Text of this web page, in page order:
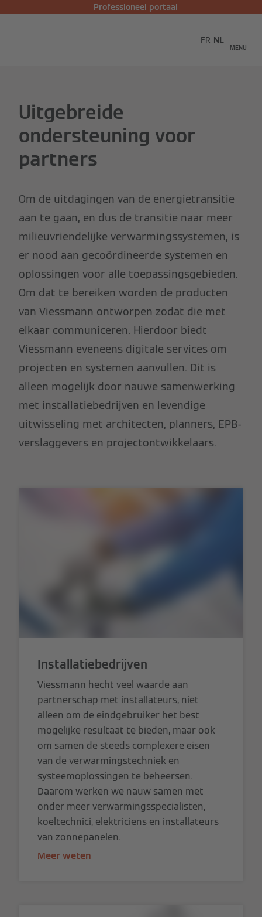
Professioneel portaal
MENU
FR NL
Uitgebreide
ondersteuning voor
partners
Om de uitdagingen van de energietransitie
aan te gaan, en dus de transitie naar meer
milieuvriendelijke verwarmingssystemen, is
er nood aan gecoördineerde systemen en
oplossingen voor alle toepassingsgebieden.
Om dat te bereiken worden de producten
van Viessmann ontworpen zodat die met
elkaar communiceren. Hierdoor biedt
Viessmann eveneens digitale services om
projecten en systemen aanvullen. Dit is
alleen mogelijk door nauwe samenwerking
met installatiebedrijven en levendige
uitwisseling met architecten, planners, EPB-
verslaggevers en projectontwikkelaars.
Installatiebedrijven
Viessmann hecht veel waarde aan
partnerschap met installateurs, niet
alleen om de eindgebruiker het best
mogelijke resultaat te bieden, maar ook
om samen de steeds complexere eisen
van de verwarmingstechniek en
systeemoplossingen te beheersen.
Daarom werken we nauw samen met
onder meer verwarmingsspecialisten,
koeltechnici, elektriciens en installateurs
van zonnepanelen.
Meer weten